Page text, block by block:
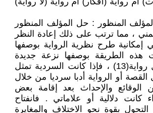
المنظور : حل المؤلف المنظور
، مما ترتب على ذلك إعادة النظر
إمكانية طرح نظرية الرواية بوصفها
هذه الطريقة بوصفها نزعة جديدة
لكتابة رواية داخل رواية(13) ، فإذا كانت السردية تمثل
أو الرواية أدبا سرديا من خلال
والإحداث بعد إقامة بعض
كانت دلالية أو علاماتي . فانفتاح
بقوة نحو الاختلاف والمغايرة